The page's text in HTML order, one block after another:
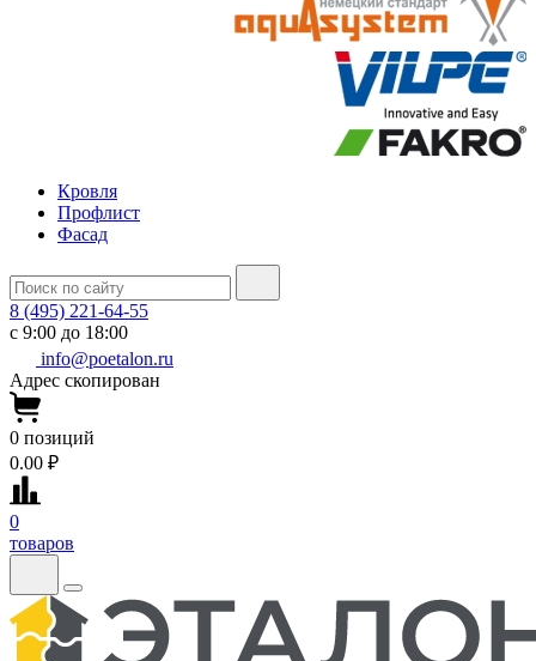
Кровля
Профлист
Фасад
8 (495) 221-64-55
с 9:00 до 18:00
info@poetalon.ru
Адрес скопирован
0 позиций
0.00 ₽
0
товаров